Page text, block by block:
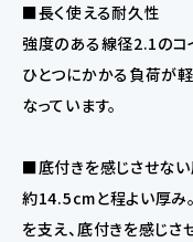
■長く使える耐久性
強度のある線径2.1のコ
ひとつにかかる負荷が
なっています。
■底付きを感じさせな
約14.5cmと程よい厚み
を支え、底付きを感じさ